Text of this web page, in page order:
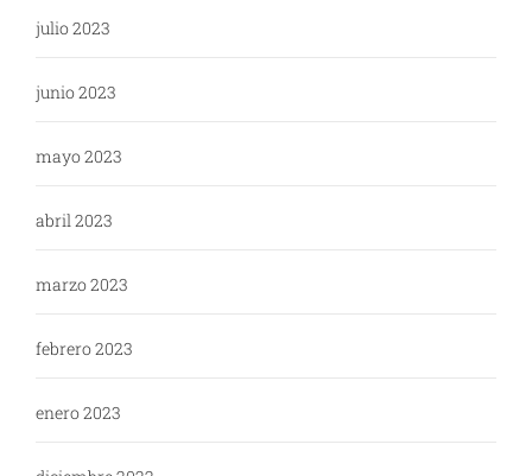
julio 2023
junio 2023
mayo 2023
abril 2023
marzo 2023
febrero 2023
enero 2023